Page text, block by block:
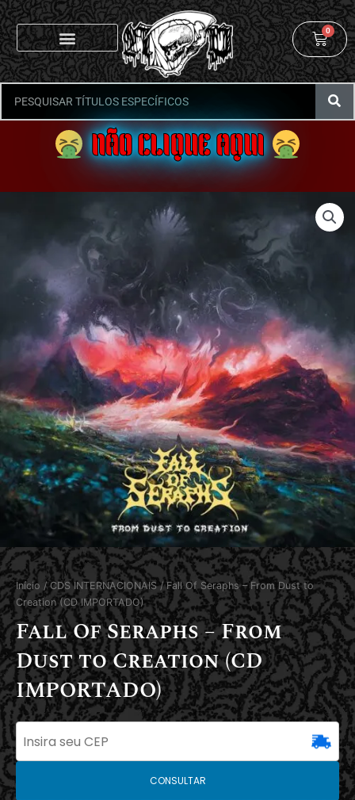
0
NÃO CLIQUE AQUI
Início /CDS INTERNACIONAIS/ Fall Of Seraphs – From Dust to
Creation (CD IMPORTADO)
Fall Of Seraphs – From
Dust to Creation (CD
IMPORTADO)
CONSULTAR